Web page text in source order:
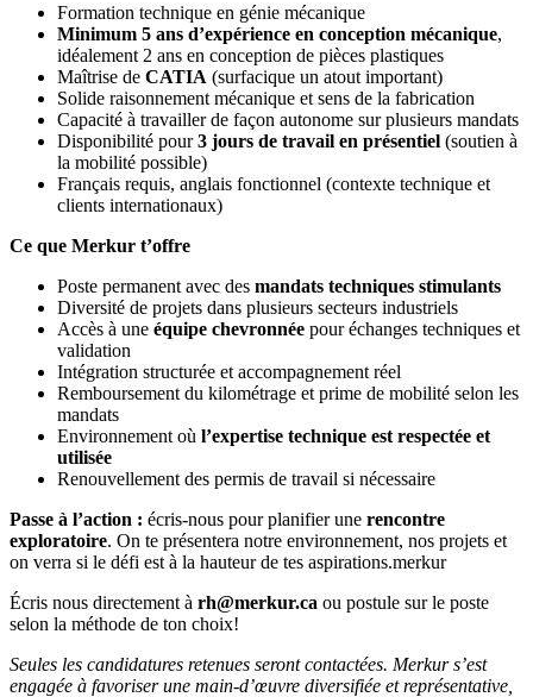
Formation technique en génie mécanique
Minimum 5 ans d’expérience en conception mécanique,
idéalement 2 ans en conception de pièces plastiques
Maîtrise de CATIA (surfacique un atout important)
Solide raisonnement mécanique et sens de la fabrication
Capacité à travailler de façon autonome sur plusieurs mandats
Disponibilité pour3 jours de travail en présentiel (soutien à
la mobilité possible)
Français requis, anglais fonctionnel (contexte technique et
clients internationaux)
Ce que Merkur t’offre
Poste permanent avec des mandats techniques stimulants
Diversité de projets dans plusieurs secteurs industriels
Accès à une équipe chevronnée pour échanges techniques et
validation
Intégration structurée et accompagnement réel
Remboursement du kilométrage et prime de mobilité selon les
mandats
Environnement où l’expertise technique est respectée et
utilisée
Renouvellement des permis de travail si nécessaire
Passe à l’action : écris-nous pour planifier une rencontre
exploratoire. On te présentera notre environnement, nos projets et
on verra si le défi est à la hauteur de tes aspirations.merkur
Écris nous directement à rh@merkur.ca ou postule sur le poste
selon la méthode de ton choix!
Seules les candidatures retenues seront contactées. Merkur s’est
engagée à favoriser une main-d’œuvre diversifiée et représentative,